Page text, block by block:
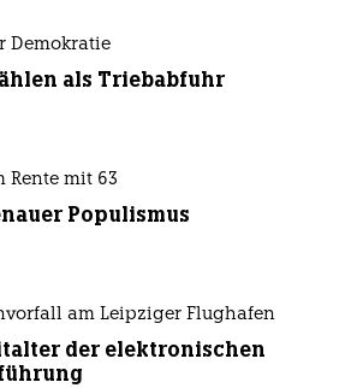
Demokratie
als Triebabfuhr
Rente mit 63
Populismus
am Leipziger Flughafen
der elektronischen